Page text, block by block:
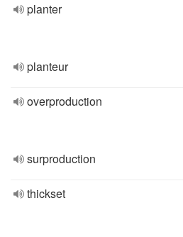
planter
planteur
overproduction
surproduction
thickset